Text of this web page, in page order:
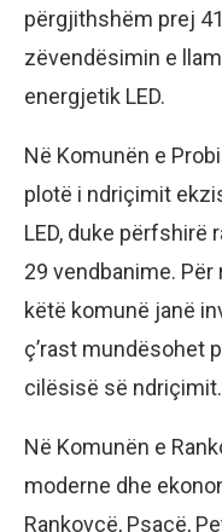
përgjithshëm prej
zëvendësimin e
energjetik LED.
Në Komunën e
plotë i ndriçimit
LED, duke përfshirë
29 vendbanime.
këtë komunë janë
ç’rast mundësohet
cilësisë së ndriçimit.
Në Komunën e
moderne dhe
Rankovcë, Psaçë,